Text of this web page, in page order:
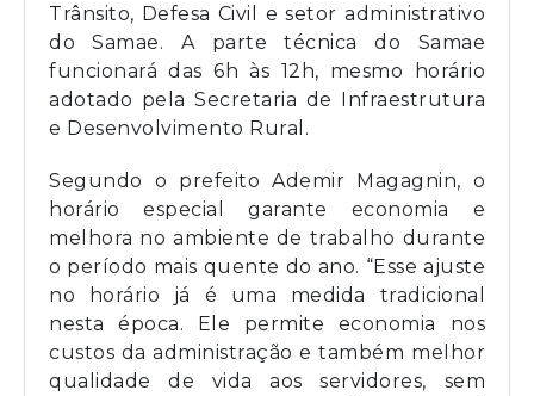
Trânsito, Defesa Civil e setor administrativo
do Samae. A parte técnica do Samae
funcionará das 6h às 12h, mesmo horário
adotado pela Secretaria de Infraestrutura
e Desenvolvimento Rural.
Segundo o prefeito Ademir Magagnin, o
horário especial garante economia e
melhora no ambiente de trabalho durante
o período mais quente do ano. “Esse ajuste
no horário já é uma medida tradicional
nesta época. Ele permite economia nos
custos da administração e também melhor
qualidade de vida aos servidores, sem